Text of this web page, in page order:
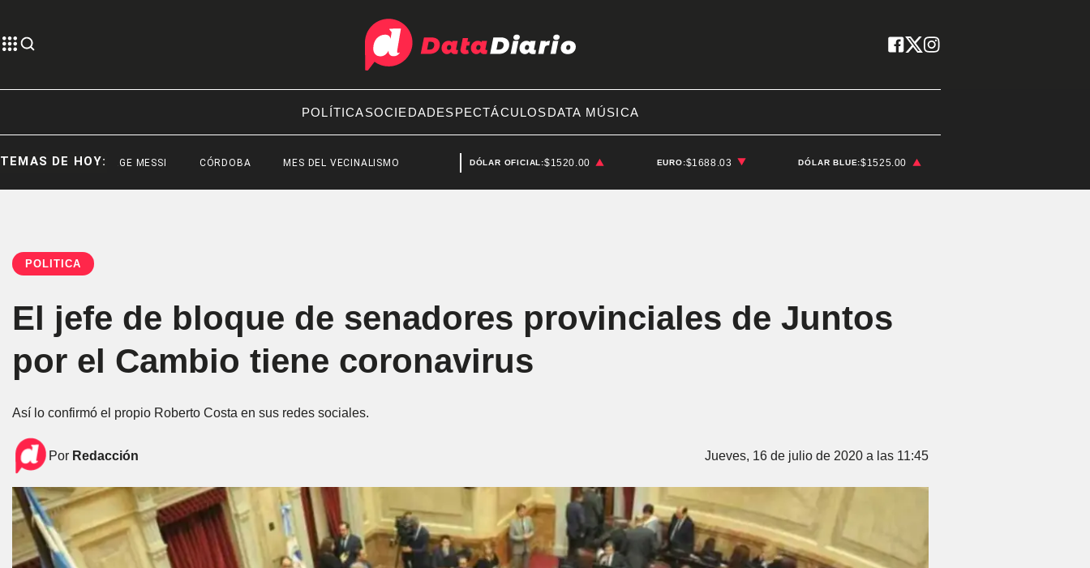
POLÍTICASOCIEDADESPECTÁCULOSDATA MÚSICA
TEMAS DE HOY:
JORGE MESSI CÓRDOBA MES DEL VECINALISMO DÓLAR OFICIAL:$1520.00 EURO:$1688.03 DÓLAR BLUE:$1525.00
POLÍTICA
El jefe de bloque de senadores provinciales de Juntos
por el Cambio tiene coronavirus
Así lo confirmó el propio Roberto Costa en sus redes sociales.
Por Redacción Jueves, 16 de julio de 2020 a las 11:45